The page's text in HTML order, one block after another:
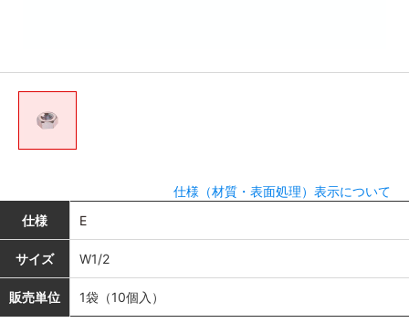
仕様（材質・表面処理）表示について
仕様
E
サイズ W1/2
販売単位 1袋（10個入）